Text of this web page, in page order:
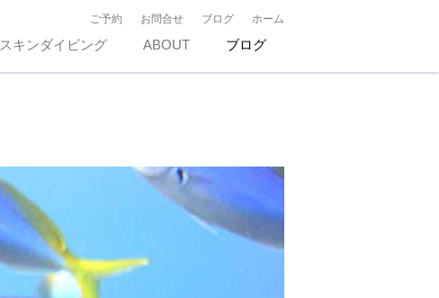
ご予約 お問合せ ブログ ホーム
スキンダイビング ABOUT ブログ